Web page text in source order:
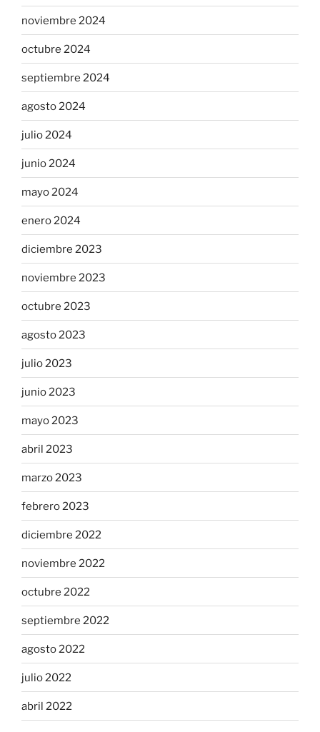
noviembre 2024
octubre 2024
septiembre 2024
agosto 2024
julio 2024
junio 2024
mayo 2024
enero 2024
diciembre 2023
noviembre 2023
octubre 2023
agosto 2023
julio 2023
junio 2023
mayo 2023
abril 2023
marzo 2023
febrero 2023
diciembre 2022
noviembre 2022
octubre 2022
septiembre 2022
agosto 2022
julio 2022
abril 2022